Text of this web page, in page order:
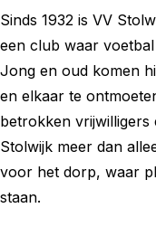
Sinds 1932 is VV
een club waar
Jong en oud komen
en elkaar te
betrokken vrijwilligers
Stolwijk meer dan
voor het dorp, waar
staan.